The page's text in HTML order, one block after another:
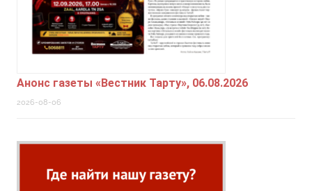
Анонс газеты «Вестник Тарту», 06.08.2026
2026-08-06